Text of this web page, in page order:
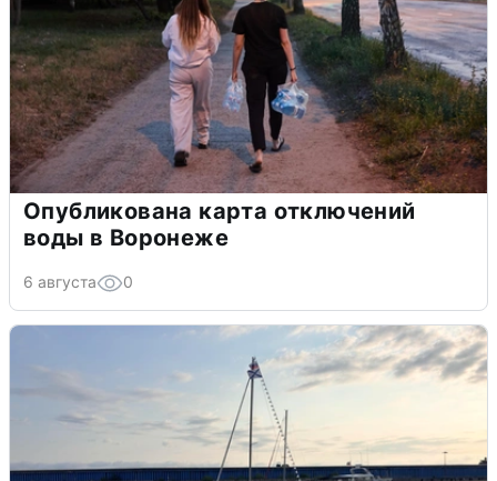
Опубликована карта отключений
воды в Воронеже
6 августа 0